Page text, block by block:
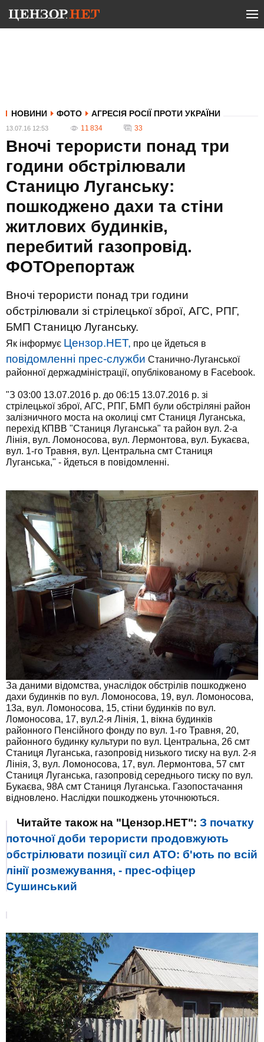
НОВИНИ ФОТО АГРЕСІЯ РОСІЇ ПРОТИ УКРАЇНИ
13.07.16 12:53 11 834 33
Вночі терористи понад три
години обстрілювали
Станицю Луганську:
пошкоджено дахи та стіни
житлових будинків,
перебитий газопровід.
ФОТОрепортаж
Вночі терористи понад три години
обстрілювали зі стрілецької зброї, АГС, РПГ,
БМП Станицю Луганську.
Як інформує Цензор.НЕТ, про це йдеться в
повідомленні прес-служби Станично-Луганської
районної держадміністрації, опублікованому в Facebook.
"З 03:00 13.07.2016 р. до 06:15 13.07.2016 р. зі
стрілецької зброї, АГС, РПГ, БМП були обстріляні район
залізничного моста на околиці смт Станиця Луганська,
перехід КПВВ "Станиця Луганська" та район вул. 2-а
Лінія, вул. Ломоносова, вул. Лермонтова, вул. Букаєва,
вул. 1-го Травня, вул. Центральна смт Станиця
Луганська," - йдеться в повідомленні.
За даними відомства, унаслідок обстрілів пошкоджено
дахи будинків по вул. Ломоносова, 19, вул. Ломоносова,
13а, вул. Ломоносова, 15, стіни будинків по вул.
Ломоносова, 17, вул.2-я Лінія, 1, вікна будинків
районного Пенсійного фонду по вул. 1-го Травня, 20,
районного будинку культури по вул. Центральна, 26 смт
Станиця Луганська, газопровід низького тиску на вул. 2-я
Лінія, 3, вул. Ломоносова, 17, вул. Лермонтова, 57 смт
Станиця Луганська, газопровід середнього тиску по вул.
Букаєва, 98А смт Станиця Луганська. Газопостачання
відновлено. Наслідки пошкоджень уточнюються.
Читайте також на "Цензор.НЕТ": З початку
поточної доби терористи продовжують
обстрілювати позиції сил АТО: б'ють по всій
лінії розмежування, - прес-офіцер
Сушинський